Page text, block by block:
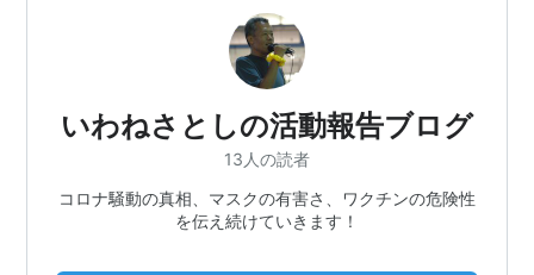
いわねさとしの活動報告ブログ
13人の読者
コロナ騒動の真相、マスクの有害さ、ワクチンの危険性
を伝え続けていきます！